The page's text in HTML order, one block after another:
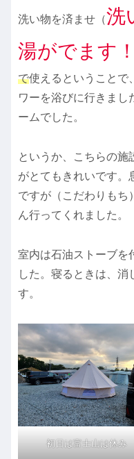
洗い物を済ませ（洗
湯がでます！
で使えるということで
ワーを浴びに行きまし
ームでした。
というか、こちらの施
がとてもきれいです。
ですが（こだわりもち
ん行ってくれました。
室内は石油ストーブを
した。寝るときは、
す。
初日は富士山は休み